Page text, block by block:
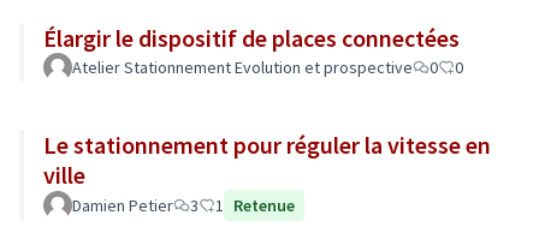
Élargir le dispositif de places connectées
Atelier Stationnement Evolution et prospective 0 0
Le stationnement pour réguler la vitesse en
ville
Damien Petier 3 1 Retenue